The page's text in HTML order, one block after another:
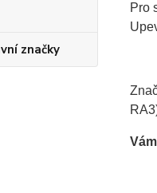
značky
Pro